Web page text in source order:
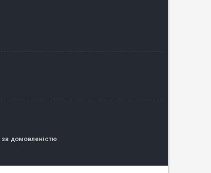
за домовленістю